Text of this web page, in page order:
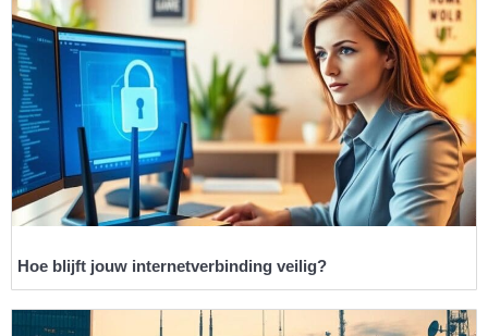
Hoe blijft jouw internetverbinding veilig?